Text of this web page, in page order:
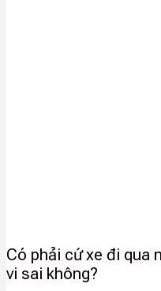
Có phải cứ xe đi qua
vi sai không?